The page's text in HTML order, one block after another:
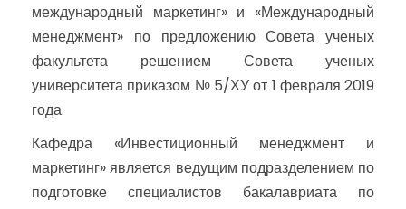
международный маркетинг» и «Международный
менеджмент» по предложению Совета ученых
факультета решением Совета ученых
университета приказом № 5/ХУ от 1 февраля 2019
года.
Кафедра «Инвестиционный менеджмент и
маркетинг» является ведущим подразделением по
подготовке специалистов бакалавриата по